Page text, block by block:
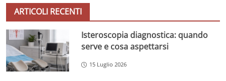
ARTICOLI RECENTI
Isteroscopia diagnostica: quando
serve e cosa aspettarsi
15 Luglio 2026